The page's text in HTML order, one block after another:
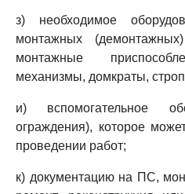
з) необходимое
монтажных
монтажные
механизмы, домкраты,
и) вспомогательное
ограждения), которое
проведении работ;
к) документацию на ПС,